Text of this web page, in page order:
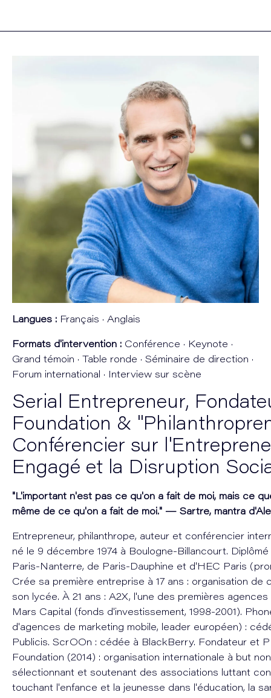
Langues : Français · Anglais
Formats d'intervention : Conférence · Keynote ·
Grand témoin · Table ronde · Séminaire de direction ·
Forum international · Interview sur scène
Serial Entrepreneur,
Foundation &
Conférencier sur
Engagé et la Disruption
"L'important n'est pas ce qu'on a fait de moi, mais ce
même de ce qu'on a fait de moi." — Sartre, mantra
Entrepreneur, philanthrope, auteur et conférencier
né le 9 décembre 1974 à Boulogne-Billancourt.
Paris-Nanterre, de Paris-Dauphine et d'HEC Paris
Crée sa première entreprise à 17 ans : organisation de
son lycée. À 21 ans : A2X, l'une des premières
Mars Capital (fonds d'investissement, 1998-2001).
d'agences de marketing mobile, leader européen) :
Publicis. ScrOOn : cédée à BlackBerry. Fondateur et
Foundation (2014) : organisation internationale à but
sélectionnant et soutenant des associations luttant
touchant l'enfance et la jeunesse dans l'éducation, la